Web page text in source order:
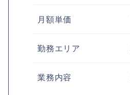
月額単価
勤務エリア
業務内容